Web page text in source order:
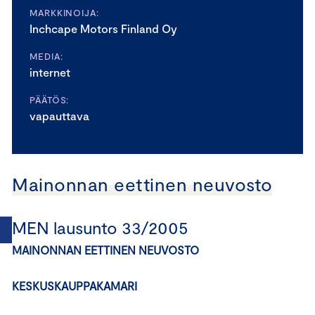
MARKKINOIJA:
Inchcape Motors Finland Oy
MEDIA:
internet
PÄÄTÖS:
vapauttava
Mainonnan eettinen neuvosto
MEN lausunto 33/2005
MAINONNAN EETTINEN NEUVOSTO
KESKUSKAUPPAKAMARI